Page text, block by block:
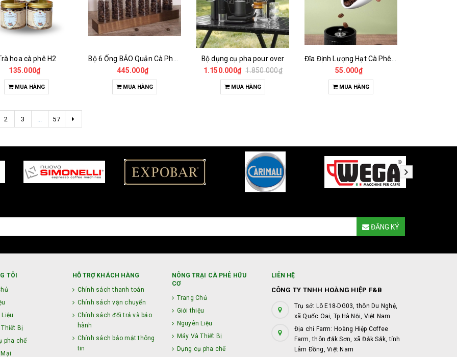
hoa cà phê H2
135.000₫
MUA HÀNG
445.000₫
MUA HÀNG
Bộ dụng cụ pha pour over
1.150.000₫ 1.850.000₫
MUA HÀNG
55.000₫
MUA HÀNG
2 3 ... 57
ĐĂNG KÝ
TÔI
Bị
pha chế
HỖ TRỢ KHÁCH HÀNG
Chính sách thanh toán
Chính sách vận chuyển
Chính sách đổi trả và bảo
hành
Chính sách bảo mật thông
tin
NÔNG TRẠI CÀ PHÊ HỮU
CƠ
Trang Chủ
Giới thiệu
Nguyên Liệu
Máy Và Thiết Bị
Dụng cụ pha chế
LIÊN HỆ
CÔNG TY TNHH HOÀNG HIỆP F&B
Trụ sở: Lô E18-DG03, thôn Du Nghệ,
xã Quốc Oai, Tp.Hà Nội, Việt Nam
Địa chỉ Farm: Hoàng Hiệp Coffee
Farm, thôn đắk Sơn, xã Đắk Sắk, tỉnh
Lâm Đồng, Việt Nam